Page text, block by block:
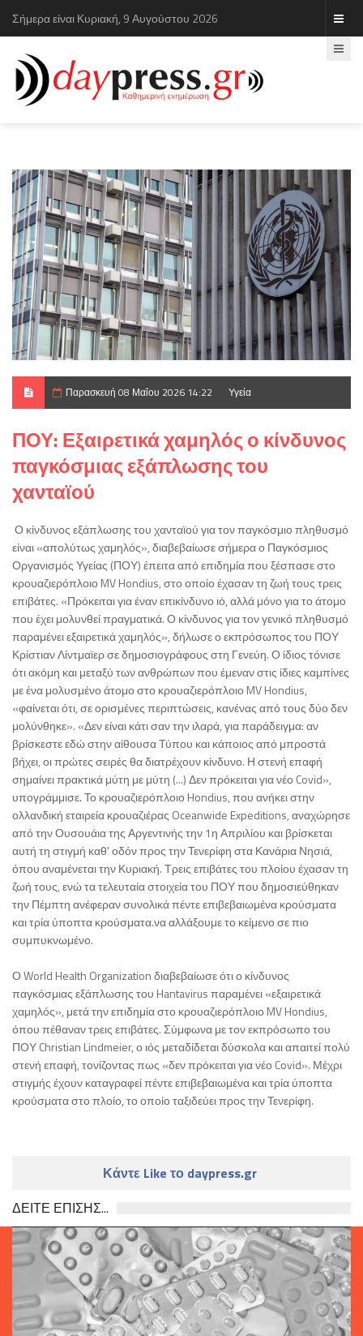
Σήμερα είναι Κυριακή, 9 Αυγούστου 2026
Παρασκευή 08 Μαΐου 2026 14:22 Υγεία
ΠΟΥ: Εξαιρετικά χαμηλός ο κίνδυνος
παγκόσμιας εξάπλωσης του
χανταϊού
Ο κίνδυνος εξάπλωσης του χανταϊού για τον παγκόσμιο πληθυσμό
είναι «απολύτως χαμηλός», διαβεβαίωσε σήμερα ο Παγκόσμιος
Οργανισμός Υγείας (ΠΟΥ) έπειτα από επιδημία που ξέσπασε στο
κρουαζιερόπλοιο MV Hondius, στο οποίο έχασαν τη ζωή τους τρεις
επιβάτες. «Πρόκειται για έναν επικίνδυνο ιό, αλλά μόνο για το άτομο
που έχει μολυνθεί πραγματικά. Ο κίνδυνος για τον γενικό πληθυσμό
παραμένει εξαιρετικά χαμηλός», δήλωσε ο εκπρόσωπος του ΠΟΥ
Κρίστιαν Λίντμαϊερ σε δημοσιογράφους στη Γενεύη. Ο ίδιος τόνισε
ότι ακόμη και μεταξύ των ανθρώπων που έμεναν στις ίδιες καμπίνες
με ένα μολυσμένο άτομο στο κρουαζιερόπλοιο MV Hondius,
«φαίνεται ότι, σε ορισμένες περιπτώσεις, κανένας από τους δύο δεν
μολύνθηκε». «Δεν είναι κάτι σαν την ιλαρά, για παράδειγμα: αν
βρίσκεστε εδώ στην αίθουσα Τύπου και κάποιος από μπροστά
βήχει, οι πρώτες σειρές θα διατρέχουν κίνδυνο. Η στενή επαφή
σημαίνει πρακτικά μύτη με μύτη (...) Δεν πρόκειται για νέο Covid»,
υπογράμμισε. Το κρουαζιερόπλοιο Hondius, που ανήκει στην
ολλανδική εταιρεία κρουαζιέρας Oceanwide Expeditions, αναχώρησε
από την Ουσουάια της Αργεντινής την 1η Απριλίου και βρίσκεται
αυτή τη στιγμή καθ' οδόν προς την Τενερίφη στα Κανάρια Νησιά,
όπου αναμένεται την Κυριακή. Τρεις επιβάτες του πλοίου έχασαν τη
ζωή τους, ενώ τα τελευταία στοιχεία του ΠΟΥ που δημοσιεύθηκαν
την Πέμπτη ανέφεραν συνολικά πέντε επιβεβαιωμένα κρούσματα
και τρία ύποπτα κρούσματα.να αλλάξουμε το κείμενο σε πιο
συμπυκνωμένο.
ΟWorld Health Organizationδιαβεβαίωσε ότι ο κίνδυνος
παγκόσμιας εξάπλωσης του Hantavirusπαραμένει «εξαιρετικά
χαμηλός», μετά την επιδημία στο κρουαζιερόπλοιο MV Hondius,
όπου πέθαναν τρεις επιβάτες. Σύμφωνα με τον εκπρόσωπο του
ΠΟΥChristian Lindmeier, ο ιός μεταδίδεται δύσκολα και απαιτεί πολύ
στενή επαφή, τονίζοντας πως «δεν πρόκειται για νέο Covid». Μέχρι
στιγμής έχουν καταγραφεί πέντε επιβεβαιωμένα και τρία ύποπτα
κρούσματα στο πλοίο, το οποίο ταξιδεύει προς την Τενερίφη.
Κάντε Like το daypress.gr
ΔΕΙΤΕ ΕΠΙΣΗΣ...